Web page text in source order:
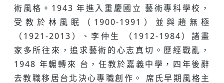
術風格。1943 年進入重慶國⽴ 藝術專科學校，
受教於林風眠（1900-1991）並與趙無極
（1921-2013）、李仲⽣ （1912-1984）諸畫
家多所往來，追求藝術的⼼志真切。歷經戰亂，
1948 年輾轉來 台，任教於嘉義中學，四年後辭
去教職移居台北決⼼專職創作。 席氏早期風格主